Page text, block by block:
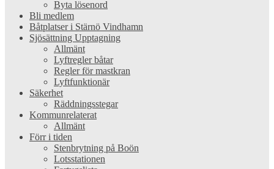
Byta lösenord
Bli medlem
Båtplatser i Stärnö Vindhamn
Sjösättning Upptagning
Allmänt
Lyftregler båtar
Regler för mastkran
Lyftfunktionär
Säkerhet
Räddningsstegar
Kommunrelaterat
Allmänt
Förr i tiden
Stenbrytning på Boön
Lotsstationen